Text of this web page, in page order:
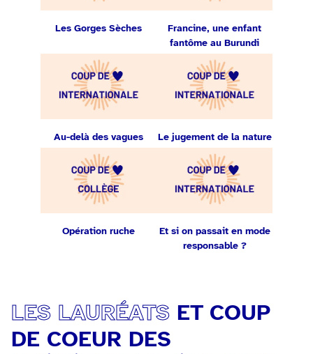
Les Gorges Sèches
Francine, une enfant
fantôme au Burundi
Au-delà des vagues Le jugement de la nature
Opération ruche
Et si on passait en mode
responsable ?
LES LAURÉATS ET COUP
DE COEUR DES